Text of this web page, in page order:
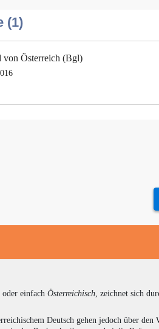
(1)
von Österreich (Bgl)
oder einfach Österreichisch, zeichnet sich
Deutsch gehen jedoch über